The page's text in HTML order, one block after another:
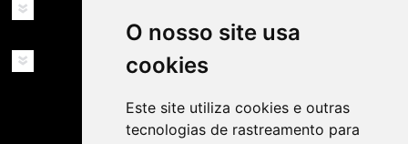
O nosso site usa
cookies
Este site utiliza cookies e outras
tecnologias de rastreamento para
SERVIÇOS